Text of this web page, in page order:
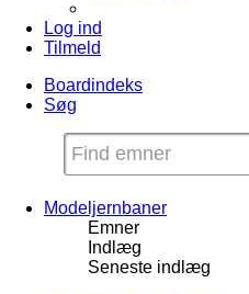
Log ind
Tilmeld
Boardindeks
Søg
Modeljernbaner
Emner
Indlæg
Seneste indlæg